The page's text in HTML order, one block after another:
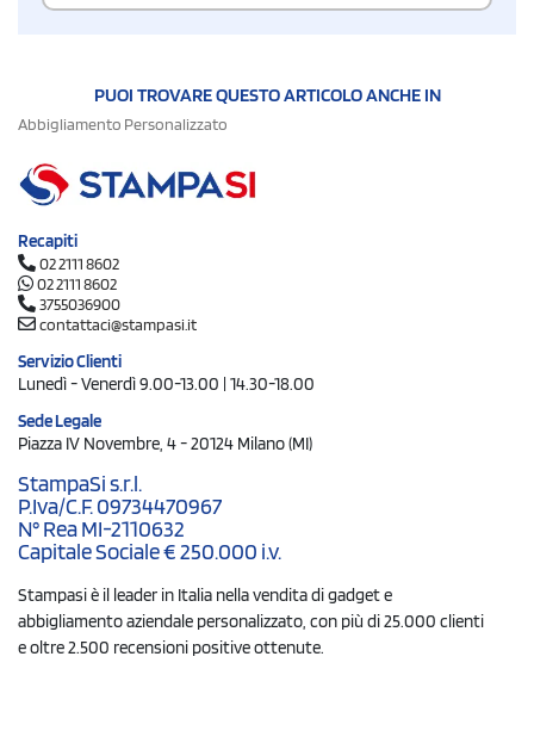
PUOI TROVARE QUESTO ARTICOLO ANCHE IN
Abbigliamento Personalizzato
Recapiti
02 2111 8602
02 2111 8602
3755036900
contattaci@stampasi.it
Servizio Clienti
Lunedì - Venerdì 9.00-13.00 | 14.30-18.00
Sede Legale
Piazza IV Novembre, 4 - 20124 Milano (MI)
StampaSi s.r.l.
P.Iva/C.F. 09734470967
N° Rea MI-2110632
Capitale Sociale € 250.000 i.v.
Stampasi è il leader in Italia nella vendita di gadget e
abbigliamento aziendale personalizzato, con più di 25.000 clienti
e oltre 2.500 recensioni positive ottenute.